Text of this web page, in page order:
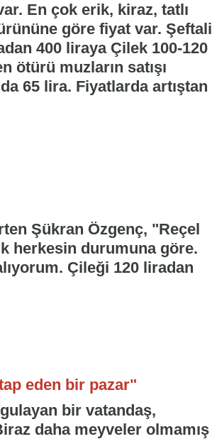
En çok erik, kiraz, tatlı
göre fiyat var. Şeftali
400 liraya Çilek 100-120
ötürü muzların satışı
65 lira. Fiyatlarda artıştan
Şükran Özgenç, "Reçel
herkesin durumuna göre.
Çileği 120 liradan
eden bir pazar"
bir vatandaş,
daha meyveler olmamış